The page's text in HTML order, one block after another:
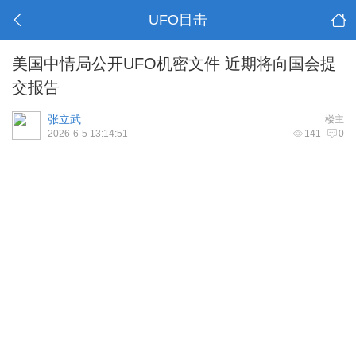
UFO目击
美国中情局公开UFO机密文件 近期将向国会提
交报告
楼主
张立武
141 0
2026-6-5 13:14:51